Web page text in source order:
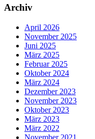
Archiv
April 2026
November 2025
Juni 2025
März 2025
Februar 2025
Oktober 2024
März 2024
Dezember 2023
November 2023
Oktober 2023
März 2023
März 2022